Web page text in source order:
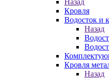
Назад
Кровля
Водосток и
Назад
Кровля
Назад